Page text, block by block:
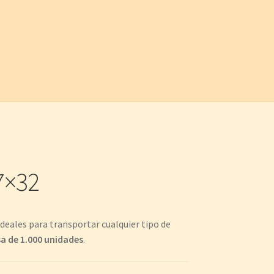
para transportar cualquier tipo de
de 1.000 unidades.